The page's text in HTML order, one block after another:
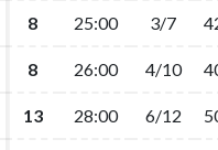
8 25:00 3/7
8 26:00 4/10
13 28:00 6/12
8 25:00 3/7
8 26:00 4/10
13 28:00 6/12